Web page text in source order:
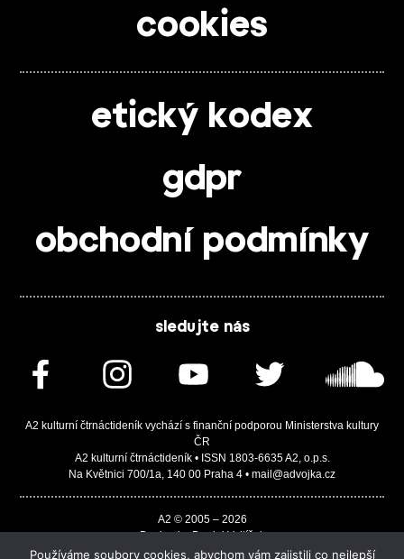
cookies
etický kodex
gdpr
obchodní podmínky
sledujte nás
A2 kulturní čtrnáctideník vychází s finanční podporou Ministerstva kultury
ČR
A2 kulturní čtrnáctideník • ISSN 1803-6635 A2, o.p.s.
Na Květnici 700/1a, 140 00 Praha 4 • mail@advojka.cz
A2 © 2005 – 2026
Design by Daniel Vojtíšek
Built by JASA-IT & ChSoft
Používáme soubory cookies, abychom vám zajistili co nejlepší